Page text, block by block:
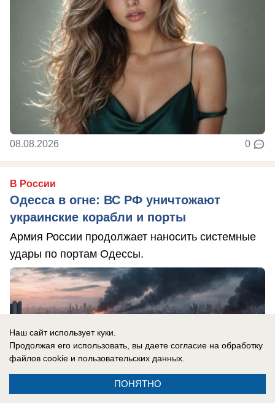
08.08.2026 0
В России
Одесса в огне: ВС РФ уничтожают
украинские корабли и порты
Армия России продолжает наносить системные
удары по портам Одессы.
Наш сайт использует куки.
Продолжая его использовать, вы даете согласие на обработку
файлов cookie и пользовательских данных.
ПОНЯТНО